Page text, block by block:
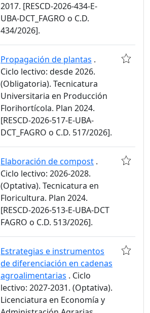
2017. [RESCD-2026-434-E-
UBA-DCT_FAGRO o C.D.
434/2026].
Propagación de plantas .
Ciclo lectivo: desde 2026.
(Obligatoria). Tecnicatura
Universitaria en Producción
Florihortícola. Plan 2024.
[RESCD-2026-517-E-UBA-
DCT_FAGRO o C.D. 517/2026].
Elaboración de compost .
Ciclo lectivo: 2026-2028.
(Optativa). Tecnicatura en
Floricultura. Plan 2024.
[RESCD-2026-513-E-UBA-DCT
FAGRO o C.D. 513/2026].
Estrategias e instrumentos
de diferenciación en cadenas
agroalimentarias . Ciclo
lectivo: 2027-2031. (Optativa).
Licenciatura en Economía y